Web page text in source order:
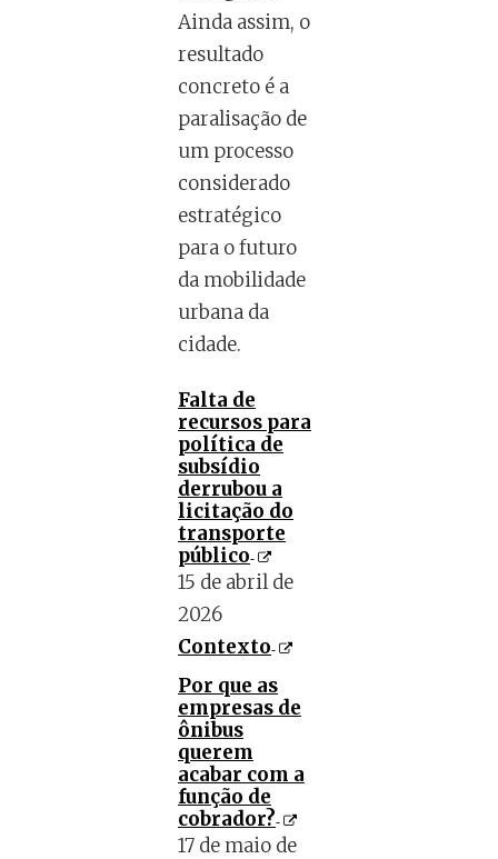
Ainda assim, o
resultado
concreto é a
paralisação de
um processo
considerado
estratégico
para o futuro
da mobilidade
urbana da
cidade.
Falta de
recursos para
política de
subsídio
derrubou a
licitação do
transporte
público
15 de abril de
2026
Contexto
Por que as
empresas de
ônibus
querem
acabar com a
função de
cobrador?
17 de maio de